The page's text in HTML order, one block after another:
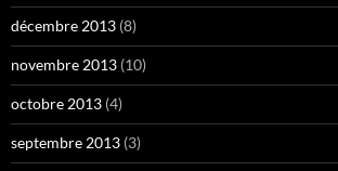
décembre 2013 (8)
novembre 2013 (10)
octobre 2013 (4)
septembre 2013 (3)